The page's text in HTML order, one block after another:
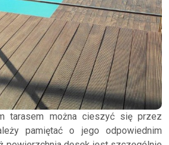
tarasem można cieszyć się przez
pamiętać o jego odpowiednim